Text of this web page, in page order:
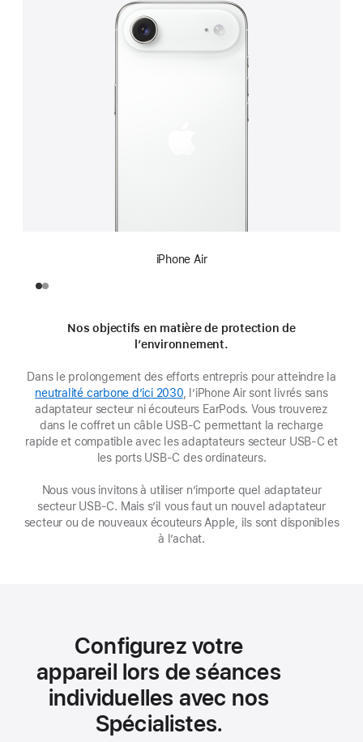
iPhone Air
Nos objectifs en matière de protection de
l’environnement.
Dans le prolongement des efforts entrepris pour atteindre la
neutralité carbone d’ici 2030, l’iPhone Air sont livrés sans
adaptateur secteur ni écouteurs EarPods. Vous trouverez
dans le coffret un câble USB‑C permettant la recharge
rapide et compatible avec les adaptateurs secteur USB‑C et
les ports USB‑C des ordinateurs.
Nous vous invitons à utiliser n’importe quel adaptateur
secteur USB‑C. Mais s’il vous faut un nouvel adaptateur
secteur ou de nouveaux écouteurs Apple, ils sont disponibles
à l’achat.
Configurez votre
appareil lors de séances
individuelles avec nos
Spécialistes.